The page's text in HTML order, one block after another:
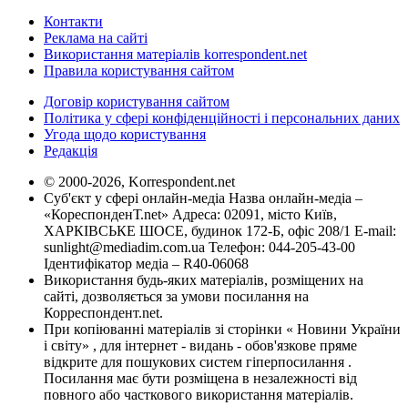
Контакти
Реклама на сайті
Використання матеріалів korrespondent.net
Правила користування сайтом
Договір користування сайтом
Політика у сфері конфіденційності і персональних даних
Угода щодо користування
Редакція
© 2000-2026, Korrespondent.net
Суб'єкт у сфері онлайн-медіа Назва онлайн-медіа –
«КореспонденТ.net» Адреса: 02091, місто Київ,
ХАРКІВСЬКЕ ШОСЕ, будинок 172-Б, офіс 208/1 E-mail:
sunlight@mediadim.com.ua Телефон: 044-205-43-00
Ідентифікатор медіа – R40-06068
Використання будь-яких матеріалів, розміщених на
сайті, дозволяється за умови посилання на
Корреспондент.net.
При копіюванні матеріалів зі сторінки « Новини України
і світу» , для інтернет - видань - обов'язкове пряме
відкрите для пошукових систем гіперпосилання .
Посилання має бути розміщена в незалежності від
повного або часткового використання матеріалів.